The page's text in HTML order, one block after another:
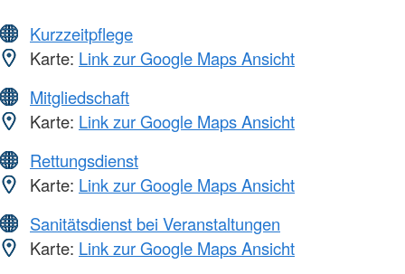
Kurzzeitpflege
Karte: Link zur Google Maps Ansicht
Mitgliedschaft
Karte: Link zur Google Maps Ansicht
Rettungsdienst
Karte: Link zur Google Maps Ansicht
Sanitätsdienst bei Veranstaltungen
Karte: Link zur Google Maps Ansicht